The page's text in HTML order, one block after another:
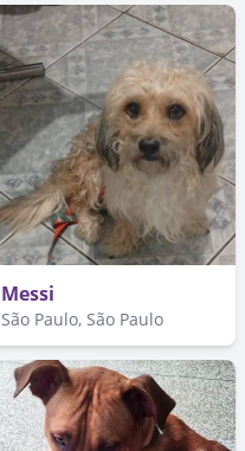
Messi
São Paulo, São Paulo